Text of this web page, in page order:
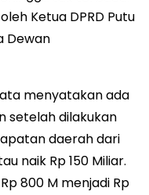
Ketua DPRD Putu
Dewan
menyatakan ada
setelah dilakukan
daerah dari
naik Rp 150 Miliar.
800 M menjadi Rp